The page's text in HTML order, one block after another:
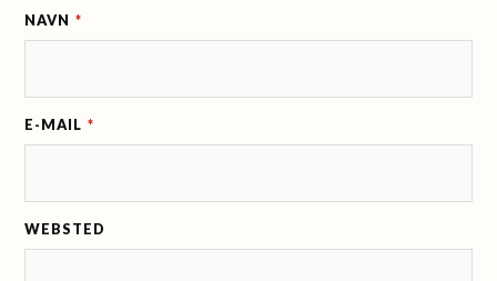
NAVN *
E-MAIL *
WEBSTED